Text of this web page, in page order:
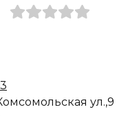
ул.,9